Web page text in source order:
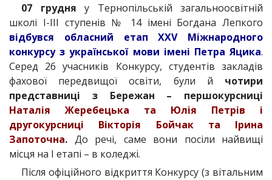
07 грудня у Тернопільській загальноосвітній
школі І-ІІІ ступенів № 14 імені Богдана Лепкого
відбувся обласний етап ХХV Міжнародного
конкурсу з української мови імені Петра Яцика.
Серед 26 учасників Конкурсу, студентів закладів
фахової передвищої освіти, були й чотири
представниці з Бережан – першокурсниці
Наталія Жеребецька та Юлія Петрів і
другокурсниці Вікторія Бойчак та Ірина
Запоточна. До речі, саме вони посіли найвищі
місця на І етапі – в коледжі.
Після офіційного відкриття Конкурсу (з вітальним